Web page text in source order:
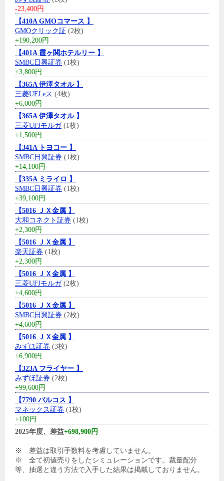
-23,400円
【410A GMOコマース 】
GMOクリック証 (2枚)
+190,200円
【401A 霞ヶ関ホテルリー 】
SMBC日興証券 (1枚)
+3,800円
【365A 伊澤タオル 】
三菱UFJ eス (4枚)
+6,000円
【365A 伊澤タオル 】
三菱UFJモルガ(1枚)
+1,500円
【341A トヨコー 】
SMBC日興証券 (1枚)
+14,100円
【335A ミライロ 】
SMBC日興証券 (1枚)
+39,100円
【5016 ＪＸ金属 】
大和コネクト証券 (1枚)
+2,300円
【5016 ＪＸ金属 】
楽天証券 (1枚)
+2,300円
【5016 ＪＸ金属 】
三菱UFJモルガ(2枚)
+4,600円
【5016 ＪＸ金属 】
SMBC日興証券 (2枚)
+4,600円
【5016 ＪＸ金属 】
みずほ証券 (3枚)
+6,900円
【323A フライヤー 】
みずほ証券 (2枚)
+99,600円
【7790 バルコス 】
マネックス証券 (1枚)
+100円
2025年度、差益+698,900円
※ 差益は取引手数料を考慮していません。
※ 全て初値売りをしたシミュレーションです。裁量配分
等、抽選と違う方法で入手した結果は掲載しておりません。